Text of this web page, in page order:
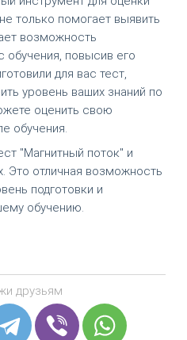
только помогает выявить
возможность
обучения, повысив его
для вас тест,
уровень ваших знаний по
оценить свою
обучения.
"Магнитный поток" и
Это отличная возможность
подготовки и
обучению.
друзьям